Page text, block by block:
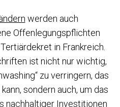
werden auch
Offenlegungspflichten
in Frankreich.
ist nicht nur wichtig,
zu verringern, das
sondern auch, um das
nachhaltiger Investitionen